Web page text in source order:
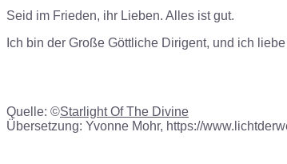
Seid im Frieden, ihr Lieben. Alles ist gut.
Ich bin der Große Göttliche Dirigent, und ich
Quelle: ©Starlight Of The Divine
Übersetzung: Yvonne Mohr, https://